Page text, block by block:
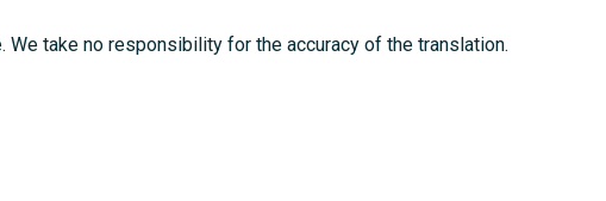
take no responsibility for the accuracy of the translation.